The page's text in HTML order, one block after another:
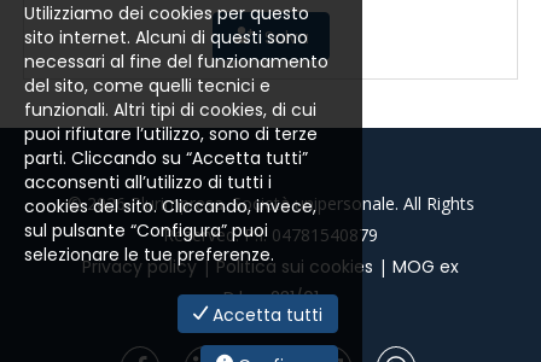
Salva
©2026 Plurimpresa. Società unipersonale. All Rights
Reserved. P.I. 04781540879
Privacy policy|Politica sui cookies | MOG ex
D.lgs. 231/01
Utilizziamo dei cookies per questo
sito internet. Alcuni di questi sono
necessari al fine del funzionamento
del sito, come quelli tecnici e
funzionali. Altri tipi di cookies, di cui
puoi rifiutare l’utilizzo, sono di terze
parti. Cliccando su “Accetta tutti”
acconsenti all’utilizzo di tutti i
cookies del sito. Cliccando, invece,
sul pulsante “Configura” puoi
selezionare le tue preferenze.
Accetta tutti